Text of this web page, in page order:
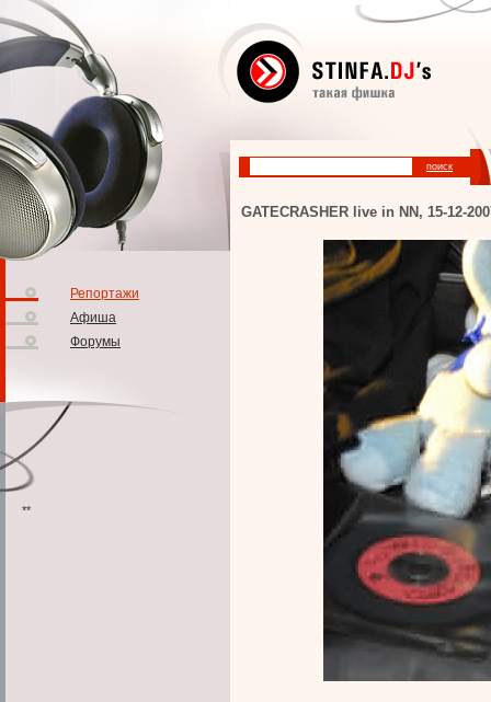
Репортажи
Афиша
Форумы
**
GATECRASHER live in NN, 15-12-